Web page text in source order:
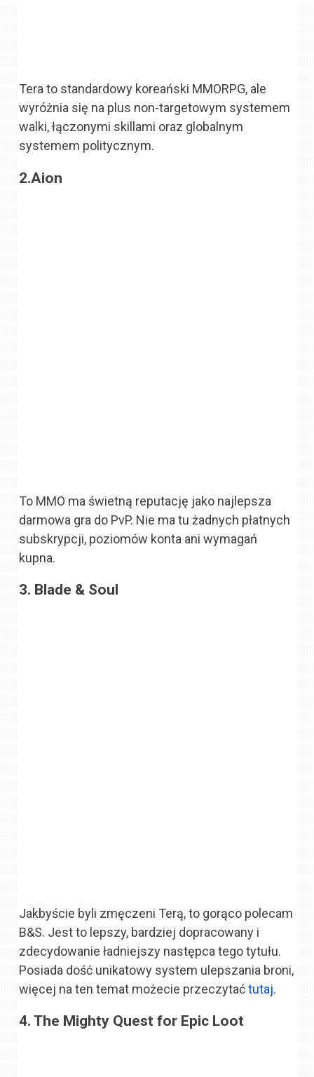
Tera to standardowy koreański MMORPG, ale
wyróżnia się na plus non-targetowym systemem
walki, łączonymi skillami oraz globalnym
systemem politycznym.
2.Aion
To MMO ma świetną reputację jako najlepsza
darmowa gra do PvP. Nie ma tu żadnych płatnych
subskrypcji, poziomów konta ani wymagań
kupna.
3. Blade & Soul
Jakbyście byli zmęczeni Terą, to gorąco polecam
B&S. Jest to lepszy, bardziej dopracowany i
zdecydowanie ładniejszy następca tego tytułu.
Posiada dość unikatowy system ulepszania broni,
więcej na ten temat możecie przeczytaćtutaj.
4. The Mighty Quest for Epic Loot